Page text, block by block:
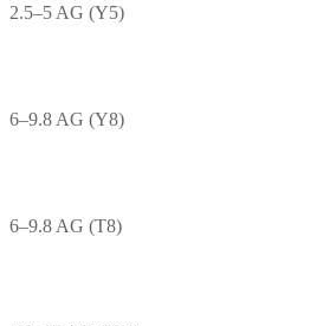
2.5–5 AG (Y5)
6–9.8 AG (Y8)
6–9.8 AG (T8)